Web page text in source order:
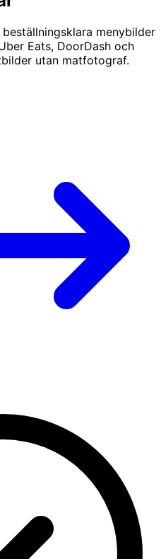
menybilder
Eats, DoorDash och
utan matfotograf.